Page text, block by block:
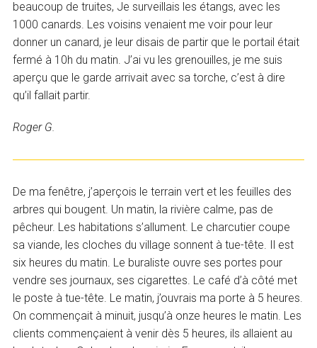
beaucoup de truites, Je surveillais les étangs, avec les
1000 canards. Les voisins venaient me voir pour leur
donner un canard, je leur disais de partir que le portail était
fermé à 10h du matin. J’ai vu les grenouilles, je me suis
aperçu que le garde arrivait avec sa torche, c’est à dire
qu’il fallait partir.
Roger G.
De ma fenêtre, j’aperçois le terrain vert et les feuilles des
arbres qui bougent. Un matin, la rivière calme, pas de
pêcheur. Les habitations s’allument. Le charcutier coupe
sa viande, les cloches du village sonnent à tue-tête. Il est
six heures du matin. Le buraliste ouvre ses portes pour
vendre ses journaux, ses cigarettes. Le café d’à côté met
le poste à tue-tête. Le matin, j’ouvrais ma porte à 5 heures.
On commençait à minuit, jusqu’à onze heures le matin. Les
clients commençaient à venir dès 5 heures, ils allaient au